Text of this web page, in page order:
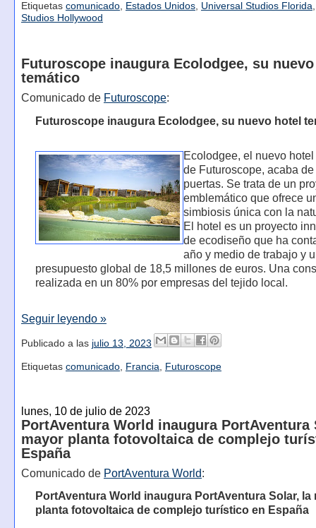
Etiquetas comunicado, Estados Unidos, Universal Studios Florida
Studios Hollywood
Futuroscope inaugura Ecolodgee, su
temático
Comunicado de Futuroscope:
Futuroscope inaugura Ecolodgee, su nuevo hotel
Ecolodgee, el nuevo
de Futuroscope, acaba
puertas. Se trata de un
emblemático que ofrece
simbiosis única con la
El hotel es un proyecto
de ecodiseño que ha
año y medio de trabajo y
presupuesto global de 18,5 millones de euros. Una
realizada en un 80% por empresas del tejido local.
Seguir leyendo »
Publicado a las julio 13, 2023
Etiquetas comunicado, Francia, Futuroscope
lunes, 10 de julio de 2023
PortAventura World inaugura PortAventura
mayor planta fotovoltaica de complejo
España
Comunicado de PortAventura World:
PortAventura World inaugura PortAventura Solar, la
planta fotovoltaica de complejo turístico en España